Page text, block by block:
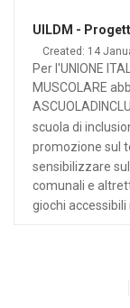
UILDM -
Created: 14
Per l'UNIONE
MUSCOLARE
scuola di
promozione sul
sensibilizzare
comunali e
giochi accessibili